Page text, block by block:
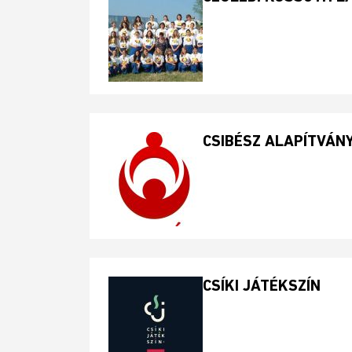
CSIBÉSZ
CSÍKI JÁTÉKSZÍN